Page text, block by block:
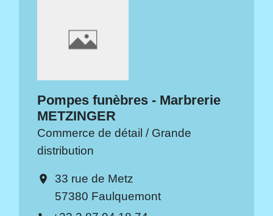
Pompes funèbres - Marbrerie
METZINGER
Commerce de détail / Grande
distribution
location_on
33 rue de Metz
57380 Faulquemont